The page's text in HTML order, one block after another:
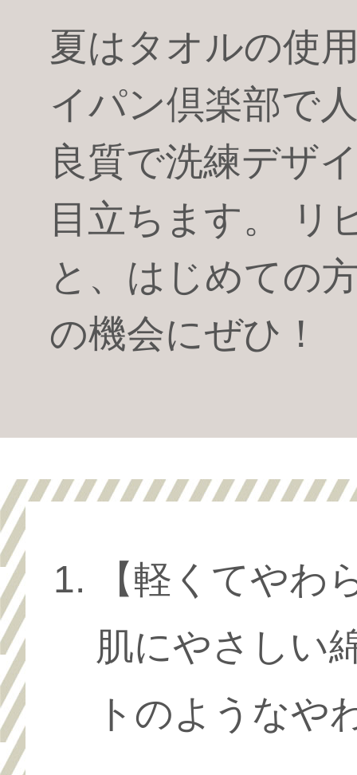
夏はタオルの使
イパン倶楽部で
良質で洗練デザ
目立ちます。 リ
と、はじめての
の機会にぜひ！
【軽くてやわ
肌にやさしい
トのようなや